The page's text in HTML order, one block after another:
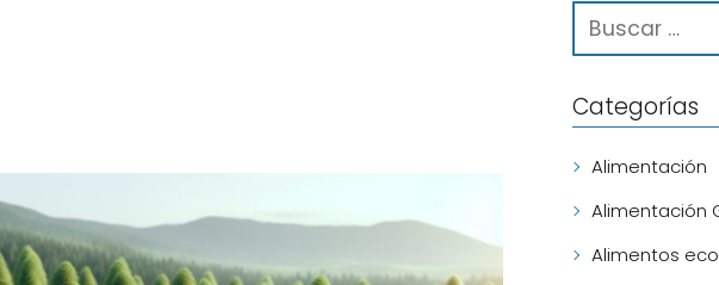
Categorías
Alimentación
Alimentación
Alimentos